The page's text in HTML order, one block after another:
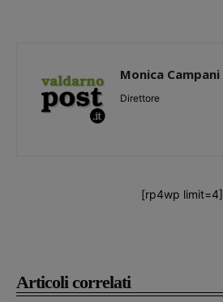
Articoli correlati
Monica Campani
Direttore
[rp4wp limit=4]